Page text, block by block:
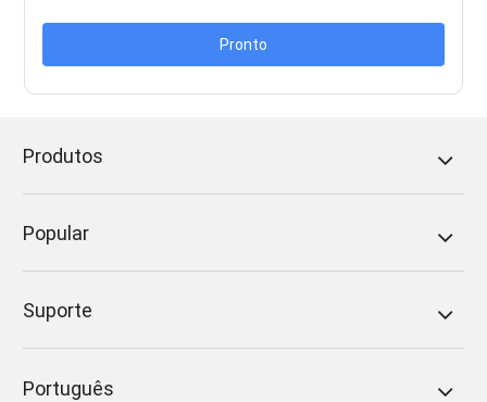
Pronto
Produtos
Popular
Suporte
Português